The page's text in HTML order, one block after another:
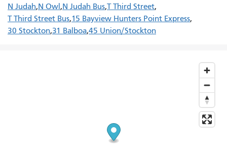
N Judah N Owl N Judah Bus T Third Street
T Third Street Bus 15 Bayview Hunters Point Express
30 Stockton 31 Balboa 45 Union/Stockton